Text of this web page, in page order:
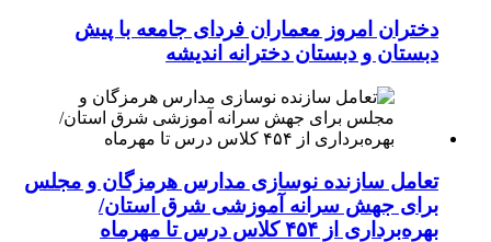
دختران امروز معماران فردای جامعه با پیش
دبستان و دبستان دخترانه اندیشه
تعامل سازنده نوسازی مدارس هرمزگان و مجلس
برای جهش سرانه آموزشی شرق استان/
بهره‌برداری از ۴۵۴ کلاس درس تا مهرماه